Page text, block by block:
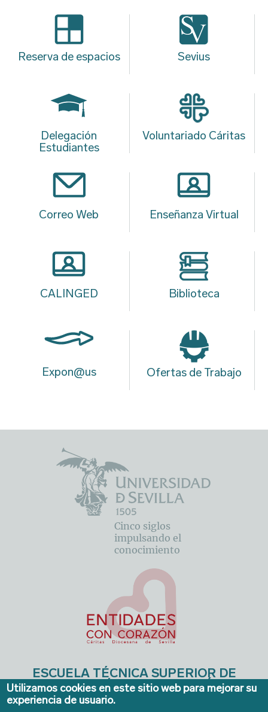
Reserva de espacios Sevius
Delegación
Estudiantes
Voluntariado Cáritas
Correo Web Enseñanza Virtual
CALINGED Biblioteca
Expon@us Ofertas de Trabajo
Cinco siglos
impulsando el
conocimiento
ESCUELA TÉCNICA SUPERIOR DE
INGENIERÍA DE EDIFICACIÓN
Avda. de la Reina Mercedes, 4A - Sevilla 41012. Teléfonos:
Utilizamos cookies en este sitio web para mejorar su
experiencia de usuario.